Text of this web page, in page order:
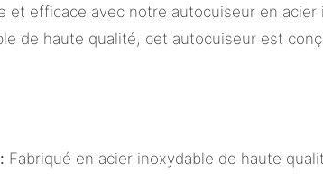
et efficace avec notre autocuiseur en
de haute qualité, cet autocuiseur est
Fabriqué en acier inoxydable de haute